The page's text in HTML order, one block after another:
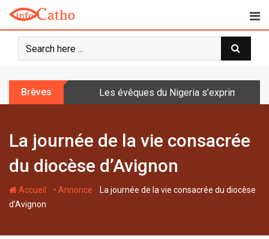
o
Brèves Les évêques du Nigeria s’expriment
La journée de la vie consacrée
du diocèse d’Avignon
Accueil - • Annonce - La journée de la vie consacrée du diocèse
d’Avignon